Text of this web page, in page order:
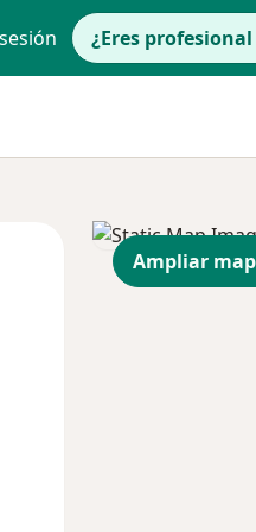
¿Eres
Jue
13 Ago
Ampliar